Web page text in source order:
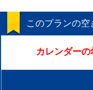
このプランの
カレンダー